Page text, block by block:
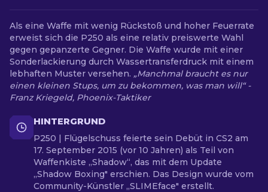
Als eine Waffe mit wenig Rückstoß und hoher Feuerrate
erweist sich die P250 als eine relativ preiswerte Wahl
gegen gepanzerte Gegner. Die Waffe wurde mit einer
Sonderlackierung durch Wassertransferdruck mit einem
lebhaften Muster versehen. „Manchmal braucht es nur
einen kleinen Stups, um zu bekommen, was man will“ -
Franz Kriegeld, Phoenix-Taktiker
HINTERGRUND
P250 | Flügelschuss feierte sein Debüt in CS2 am
17. September 2015 (vor 10 Jahren) als Teil von
Waffenkiste „Shadow“, das mit dem Update
„Shadow Boxing" erschien. Das Design wurde vom
Community-Künstler „SLIMEface" erstellt.